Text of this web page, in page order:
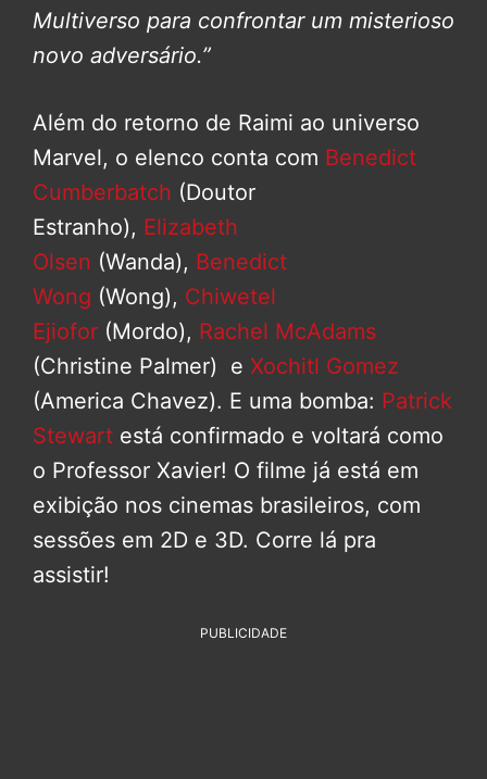
Multiverso para confrontar um misterioso
novo adversário.”
Além do retorno de Raimi ao universo
Marvel, o elenco conta com Benedict
Cumberbatch (Doutor
Estranho), Elizabeth
Olsen (Wanda), Benedict
Wong (Wong), Chiwetel
Ejiofor (Mordo), Rachel McAdams
(Christine Palmer) e Xochitl Gomez
(America Chavez). E uma bomba: Patrick
Stewart está confirmado e voltará como
o Professor Xavier! O filme já está em
exibição nos cinemas brasileiros, com
sessões em 2D e 3D. Corre lá pra
assistir!
PUBLICIDADE